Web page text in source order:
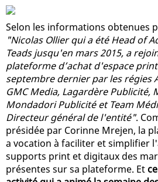
Selon les informations obtenues
"Nicolas Ollier qui a été Head of
Teads jusqu'en mars 2015, a
plateforme d’achat d'espace
septembre dernier par les régies
GMC Media, Lagardère Publicité,
Mondadori Publicité et Team
Directeur général de l'entité".
présidée par Corinne Mrejen, la
a vocation à faciliter et simplifier
supports print et digitaux des
présentes sur sa plateforme. Et